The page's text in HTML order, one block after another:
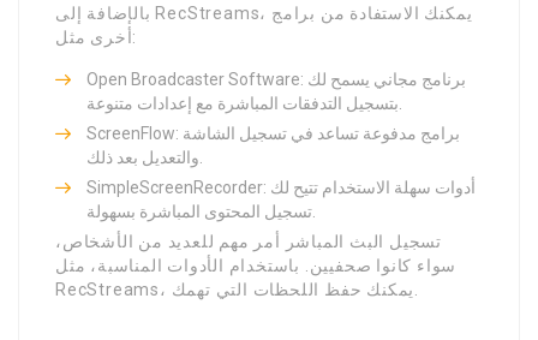
بالإضافة إلى RecStreams، يمكنك الاستفادة من برامج
أخرى مثل:
Open Broadcaster Software: برنامج مجاني يسمح لك
ScreenFlow: برامج مدفوعة تساعد في تسجيل الشاشة
SimpleScreenRecorder: أدوات سهلة الاستخدام تتيح لك
تسجيل البث المباشر أمر مهم للعديد من الأشخاص،
سواء كانوا صحفيين. باستخدام الأدوات المناسبة، مثل